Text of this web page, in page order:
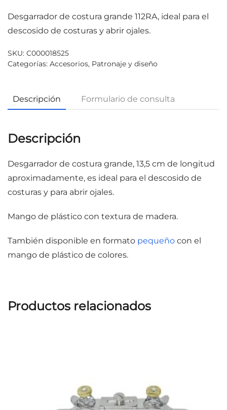
Desgarrador de costura grande 112RA, ideal para el
descosido de costuras y abrir ojales.
SKU: C000018525
Categorías: Accesorios, Patronaje y diseño
Descripción Formulario de consulta
Descripción
Desgarrador de costura grande, 13,5 cm de longitud
aproximadamente, es ideal para el descosido de
costuras y para abrir ojales.
Mango de plástico con textura de madera.
También disponible en formato pequeño con el
mango de plástico de colores.
Productos relacionados